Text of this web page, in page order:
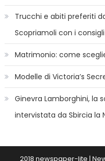
Trucchi e abiti preferiti
Scopriamoli con i
Matrimonio: come
Modelle di Victoria’s
Ginevra Lamborghini, la
intervistata da Sbircia la
2018 newspaper-lite |